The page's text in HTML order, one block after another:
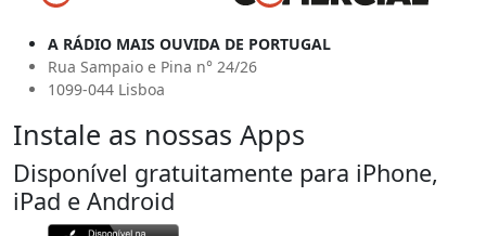
A RÁDIO MAIS OUVIDA DE PORTUGAL
Rua Sampaio e Pina n° 24/26
1099-044 Lisboa
Instale as nossas Apps
Disponível gratuitamente para iPhone,
iPad e Android